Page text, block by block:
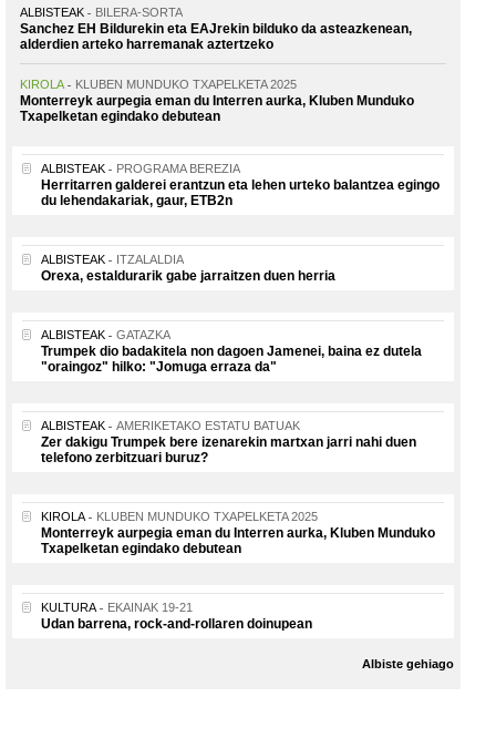
ALBISTEAK BILERA-SORTA
Sanchez EH Bildurekin eta EAJrekin bilduko da asteazkenean,
alderdien arteko harremanak aztertzeko
KIROLA KLUBEN MUNDUKO TXAPELKETA 2025
Monterreyk aurpegia eman du Interren aurka, Kluben Munduko
Txapelketan egindako debutean
ALBISTEAK PROGRAMA BEREZIA
Herritarren galderei erantzun eta lehen urteko balantzea egingo
du lehendakariak, gaur, ETB2n
ALBISTEAK ITZALALDIA
Orexa, estaldurarik gabe jarraitzen duen herria
ALBISTEAK GATAZKA
Trumpek dio badakitela non dagoen Jamenei, baina ez dutela
"oraingoz" hilko: "Jomuga erraza da"
ALBISTEAK AMERIKETAKO ESTATU BATUAK
Zer dakigu Trumpek bere izenarekin martxan jarri nahi duen
telefono zerbitzuari buruz?
KIROLA KLUBEN MUNDUKO TXAPELKETA 2025
Monterreyk aurpegia eman du Interren aurka, Kluben Munduko
Txapelketan egindako debutean
KULTURA EKAINAK 19-21
Udan barrena, rock-and-rollaren doinupean
Albiste gehiago